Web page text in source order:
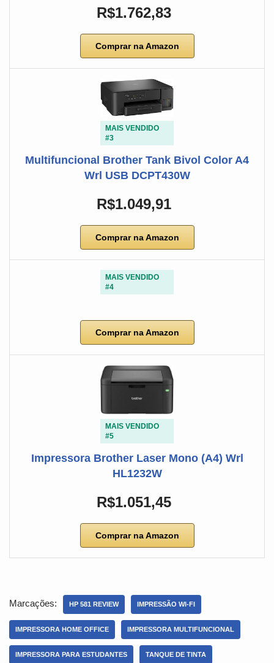
R$1.762,83
Comprar na Amazon
MAIS VENDIDO
#3
Multifuncional Brother Tank Bivol Color A4
Wrl USB DCPT430W
R$1.049,91
Comprar na Amazon
MAIS VENDIDO
#4
Comprar na Amazon
MAIS VENDIDO
#5
Impressora Brother Laser Mono (A4) Wrl
HL1232W
R$1.051,45
Comprar na Amazon
Marcações: HP 581 REVIEW IMPRESSÃO WI-FI
IMPRESSORA HOME OFFICE IMPRESSORA MULTIFUNCIONAL
IMPRESSORA PARA ESTUDANTES TANQUE DE TINTA